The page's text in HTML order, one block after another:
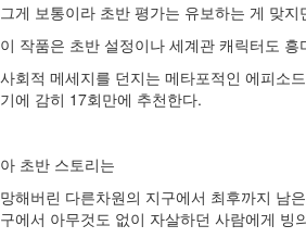
그게 보통이라 초반 평가는 유보하는 게 맞지
이 작품은 초반 설정이나 세계관 캐릭터도
사회적 메세지를 던지는 메타포적인 에피소
기에 감히 17회만에 추천한다.
아 초반 스토리는
망해버린 다른차원의 지구에서 최후까지 남
구에서 아무것도 없이 자살하던 사람에게 빙